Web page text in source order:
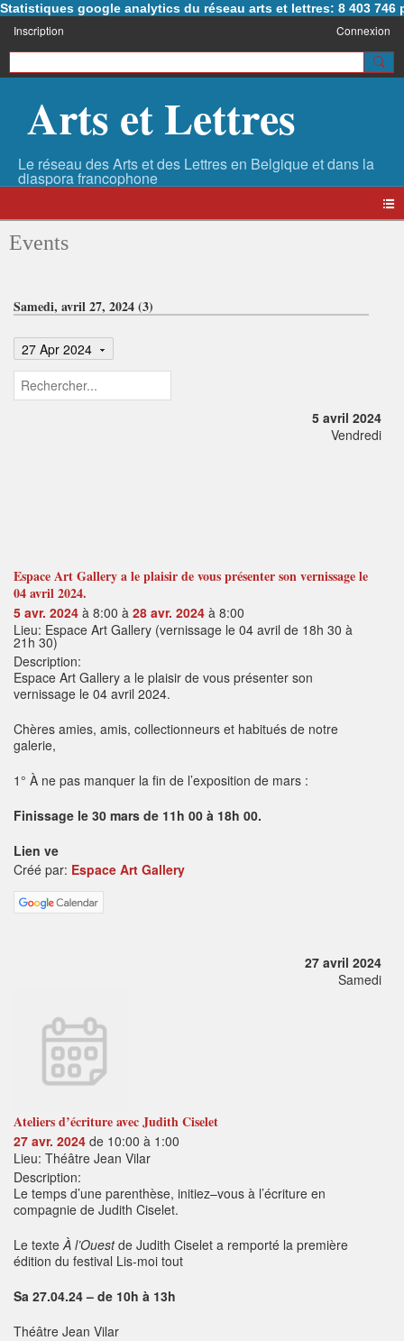
Statistiques google analytics du réseau arts et lettres: 8 403 746
Inscription Connexion
Arts et Lettres
Events
Samedi, avril 27, 2024 (3)
27 Apr 2024
5 avril 2024
Vendredi
Espace Art Gallery a le plaisir de vous présenter son vernissage le
04 avril 2024.
5 avr. 2024 à 8:00 à 28 avr. 2024 à 8:00
Lieu: Espace Art Gallery (vernissage le 04 avril de 18h 30 à
21h 30)
Description:
Espace Art Gallery a le plaisir de vous présenter son
vernissage le 04 avril 2024.
Chères amies, amis, collectionneurs et habitués de notre
galerie,
1° À ne pas manquer la fin de l’exposition de mars :
Finissage le 30 mars de 11h 00 à 18h 00.
Lien ve
Créé par: Espace Art Gallery
27 avril 2024
Samedi
Ateliers d’écriture avec Judith Ciselet
27 avr. 2024 de 10:00 à 1:00
Lieu: Théâtre Jean Vilar
Description:
Le temps d’une parenthèse, initiez–vous à l’écriture en
compagnie de Judith Ciselet.
Le texte À l’Ouestde Judith Ciselet a remporté la première
édition du festival Lis-moi tout
Sa 27.04.24 – de 10h à 13h
Théâtre Jean Vilar